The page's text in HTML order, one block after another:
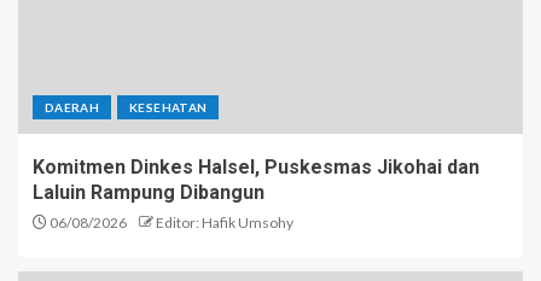
DAERAH KESEHATAN
Komitmen Dinkes Halsel, Puskesmas Jikohai dan
Laluin Rampung Dibangun
06/08/2026 Editor: Hafik Umsohy